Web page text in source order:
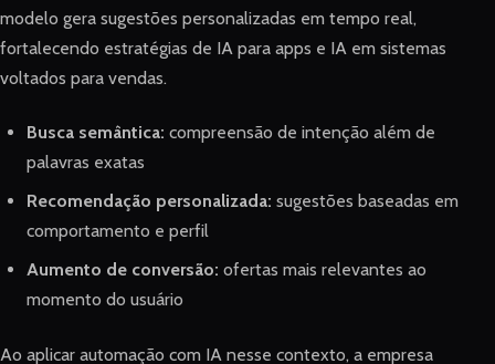
modelo gera sugestões personalizadas em tempo real,
fortalecendo estratégias de IA para apps e IA em sistemas
voltados para vendas.
Busca semântica: compreensão de intenção além de
palavras exatas
Recomendação personalizada: sugestões baseadas em
comportamento e perfil
Aumento de conversão: ofertas mais relevantes ao
momento do usuário
Ao aplicar automação com IA nesse contexto, a empresa